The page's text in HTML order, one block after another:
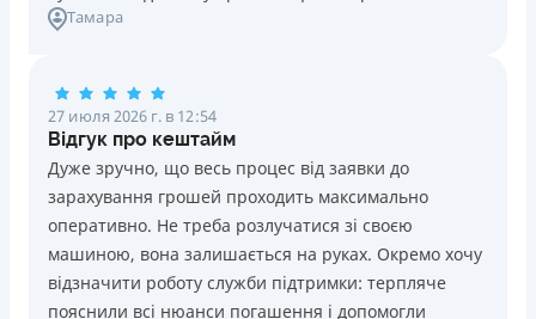
Вся информация о кредите
ПОЛУЧИТЬ ЗАЙМ
банковской карты и телефона
проблемной кредитной историей.
Переводятся деньги на банковскую карту сразу после
подписания электронного договора о предоставлении
кредита
Дарятся скидки до -99% постоянным клиентам на
будущие кредиты согласно программе лояльности
Программа лояльности для постоянных клиентов
Круглосуточная поддержка в Viber, Telegram,
Тамара
27 июля 2026 г. в 12:54
Відгук про кештайм
Дуже зручно, що весь процес від заявки до
зарахування грошей проходить максимально
оперативно. Не треба розлучатися зі своєю
машиною, вона залишається на руках. Окремо хочу
відзначити роботу служби підтримки: терпляче
пояснили всі нюанси погашення і допомогли